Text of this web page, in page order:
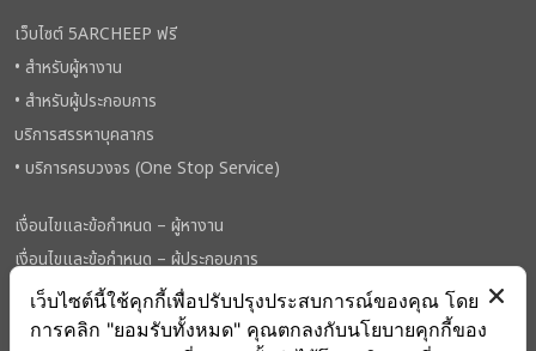
เว็บไซต์ 5ARCHEEP ฟรี
• สำหรับผู้หางาน
• สำหรับผู้ประกอบการ
บริการสรรหาบุคลากร
• บริการครบวงจร (One Stop Service)
เงื่อนไขและข้อกำหนด – ผู้หางาน
เงื่อนไขและข้อกำหนด – ผู้ประกอบการ
นโยบายการใช้คุกกี้
เว็บไซต์นี้ใช้คุกกี้เพื่อปรับปรุงประสบการณ์ของคุณ โดย
การคลิก "ยอมรับทั้งหมด" คุณตกลงกับนโยบายคุกกี้ของ